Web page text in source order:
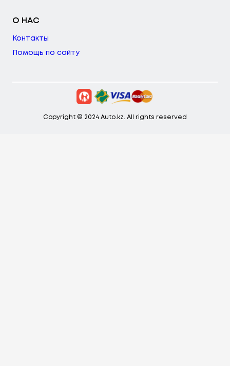
О НАС
Контакты
Помощь по сайту
Copyright © 2024 Auto.kz. All rights reserved